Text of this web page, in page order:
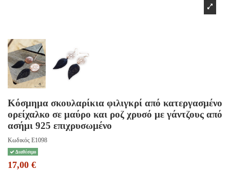
Κόσμημα σκουλαρίκια φιλιγκρί από κατεργασμένο
ορείχαλκο σε μαύρο και ροζ χρυσό με γάντζους από
ασήμι 925 επιχρυσωμένο
Κωδικός E1098
Διαθέσιμο
17,00 €